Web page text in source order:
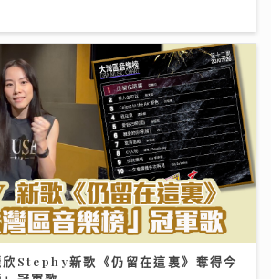
Stephy新歌《仍留在這裏》奪得今